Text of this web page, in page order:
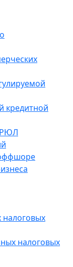
кредитной
налоговых